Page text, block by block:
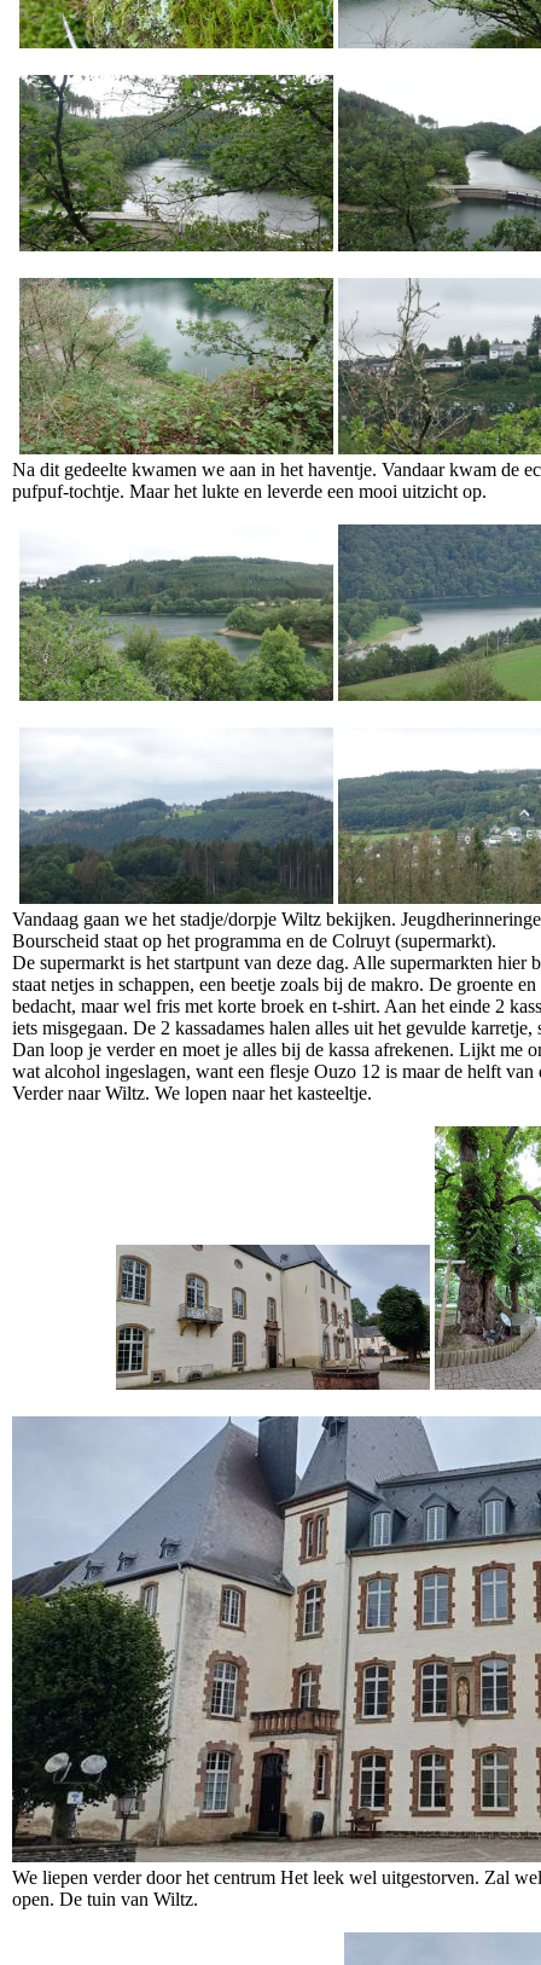
Na dit gedeelte kwamen we aan in het haventje. Vandaar kwam de
pufpuf-tochtje. Maar het lukte en leverde een mooi uitzicht op.
Vandaag gaan we het stadje/dorpje Wiltz bekijken.
Bourscheid staat op het programma en de Colruyt (supermarkt).
De supermarkt is het startpunt van deze dag. Alle supermarkten
staat netjes in schappen, een beetje zoals bij de makro. De groente
bedacht, maar wel fris met korte broek en t-shirt. Aan het einde 2
iets misgegaan. De 2 kassadames halen alles uit het gevulde
Dan loop je verder en moet je alles bij de kassa afrekenen. Lijkt me
wat alcohol ingeslagen, want een flesje Ouzo 12 is maar de helft
Verder naar Wiltz. We lopen naar het kasteeltje.
We liepen verder door het centrum Het leek wel uitgestorven. Zal
open. De tuin van Wiltz.